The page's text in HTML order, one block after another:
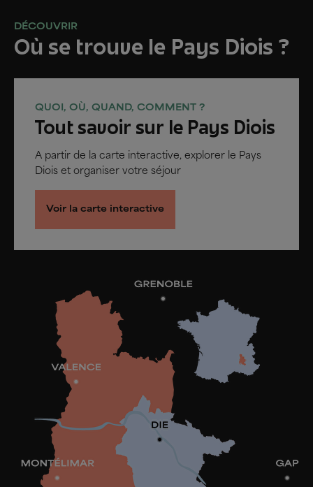
DÉCOUVRIR
Où se trouve le Pays Diois ?
QUOI, OÙ, QUAND, COMMENT ?
Tout savoir sur le Pays Diois
A partir de la carte interactive, explorer le Pays
Diois et organiser votre séjour
Voir la carte interactive